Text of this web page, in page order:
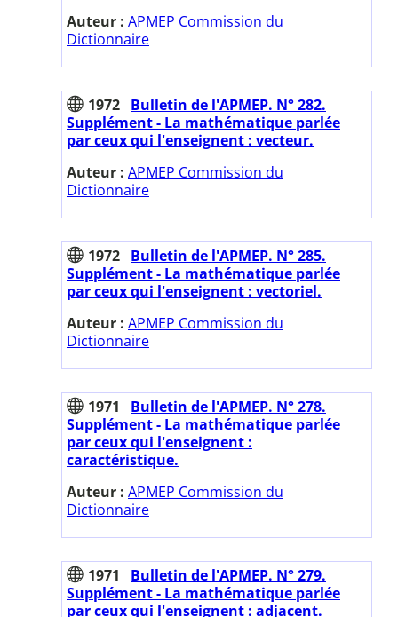
Auteur : APMEP Commission du
Dictionnaire
1972 Bulletin de l'APMEP. N° 282.
Supplément - La mathématique parlée
par ceux qui l'enseignent : vecteur.
Auteur : APMEP Commission du
Dictionnaire
1972 Bulletin de l'APMEP. N° 285.
Supplément - La mathématique parlée
par ceux qui l'enseignent : vectoriel.
Auteur : APMEP Commission du
Dictionnaire
1971
Bulletin de l'APMEP. N° 278.
Supplément - La mathématique parlée
par ceux qui l'enseignent :
caractéristique.
Auteur : APMEP Commission du
Dictionnaire
1971
Bulletin de l'APMEP. N° 279.
Supplément - La mathématique parlée
par ceux qui l'enseignent : adjacent.